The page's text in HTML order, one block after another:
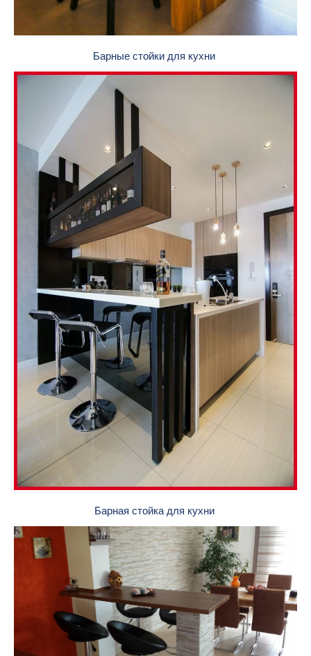
Барные стойки для кухни
Барная стойка для кухни